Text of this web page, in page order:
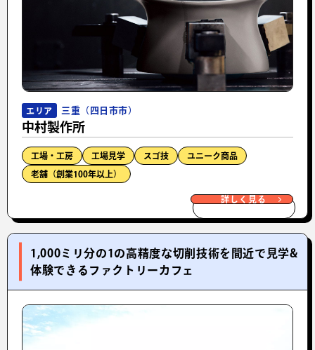
エリア 三重（四日市市）
中村製作所
工場・工房 工場見学 スゴ技 ユニーク商品
老舗（創業100年以上）
詳しく見る
1,000ミリ分の1の高精度な切削技術を間近で見学&
体験できるファクトリーカフェ